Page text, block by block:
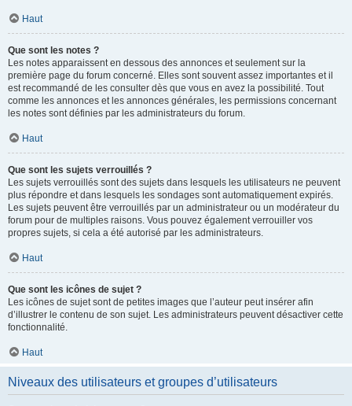
Haut
Que sont les notes ?
Les notes apparaissent en dessous des annonces et seulement sur la
première page du forum concerné. Elles sont souvent assez importantes et il
est recommandé de les consulter dès que vous en avez la possibilité. Tout
comme les annonces et les annonces générales, les permissions concernant
les notes sont définies par les administrateurs du forum.
Haut
Que sont les sujets verrouillés ?
Les sujets verrouillés sont des sujets dans lesquels les utilisateurs ne peuvent
plus répondre et dans lesquels les sondages sont automatiquement expirés.
Les sujets peuvent être verrouillés par un administrateur ou un modérateur du
forum pour de multiples raisons. Vous pouvez également verrouiller vos
propres sujets, si cela a été autorisé par les administrateurs.
Haut
Que sont les icônes de sujet ?
Les icônes de sujet sont de petites images que l’auteur peut insérer afin
d’illustrer le contenu de son sujet. Les administrateurs peuvent désactiver cette
fonctionnalité.
Haut
Niveaux des utilisateurs et groupes d’utilisateurs